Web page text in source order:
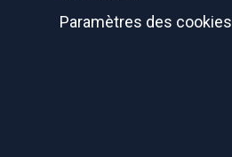
Paramètres des cookies